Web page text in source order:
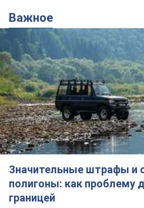
Важное
Значительные штрафы и
полигоны: как проблему
границей